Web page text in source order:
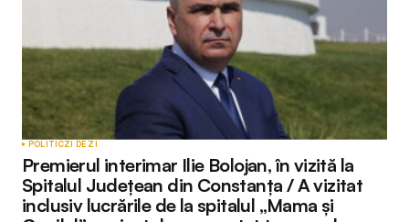
POLITICZI DE ZI
Premierul interimar Ilie Bolojan, în vizită la
Spitalul Județean din Constanța / A vizitat
inclusiv lucrările de la spitalul „Mama și